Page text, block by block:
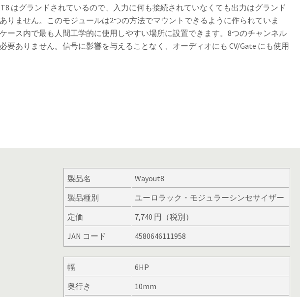
はグランドされているので、入力に何も接続されていなくても出力はグランド
りません。このモジュールは2つの方法でマウントできるように作られていま
ース内で最も人間工学的に使用しやすい場所に設置できます。8つのチャンネル
要ありません。信号に影響を与えることなく、オーディオにも CV/Gate にも使用
製品名
Wayout8
製品種別
ユーロラック・モジュラーシンセサイザー
定価
7,740 円（税別）
JAN コード
4580646111958
幅
6HP
奥行き
10mm